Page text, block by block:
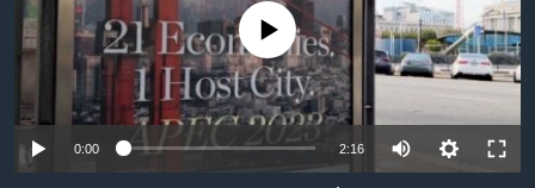
រចនា
សម្ព័ន្ធ​
និង​
ចូល​
កម្មវិធីទាំងអស់
Khmer English
បណ្តាញ​សង្គម
No media source currently available
0:00 2:16